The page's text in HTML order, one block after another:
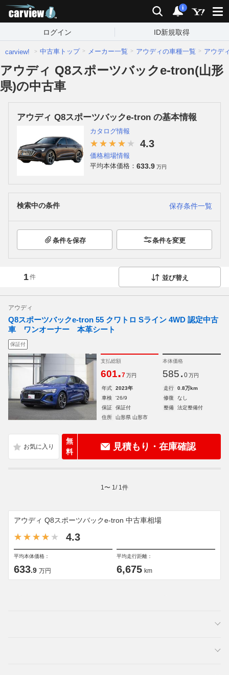
検索 通知
i
ログイン ID新規取得
carview! 中古車トップ メーカー一覧 アウディの車種一覧 アウデ
アウディ Q8スポーツバックe-tron(山形
県)の中古車
アウディ Q8スポーツバックe-tron の基本情報
カタログ情報
4.3
価格相場情報
平均本体価格： 633.9 万円
検索中の条件 保存条件一覧
条件を保存 条件を変更
1件 並び替え
アウディ
Q8スポーツバックe-tron 55 クワトロ Sライン 4WD 認定中古
車 ワンオーナー 本革シート
保証付
支払総額
601.7 万円
本体価格
585. 0 万円
年式 2023年 走行
0.8万km
車検
'26/9 修復
なし
保証
保証付 整備
法定整備付
住所
山形県 山形市
無
料
見積もり・在庫確認
1 〜 1 / 1 件
アウディ Q8スポーツバックe-tron 中古車相場
4.3
平均本体価格：
633.9 万円
平均走行距離：
6,675 km